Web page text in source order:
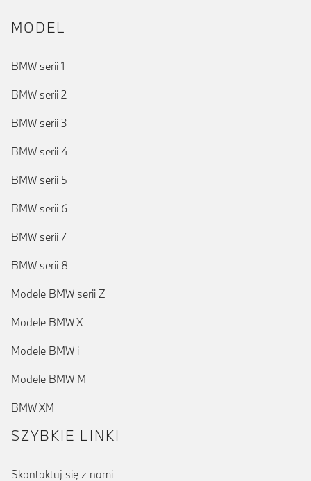
MODEL
BMW serii 1
BMW serii 2
BMW serii 3
BMW serii 4
BMW serii 5
BMW serii 6
BMW serii 7
BMW serii 8
Modele BMW serii Z
Modele BMW X
Modele BMW i
Modele BMW M
BMW XM
SZYBKIE LINKI
Skontaktuj się z nami